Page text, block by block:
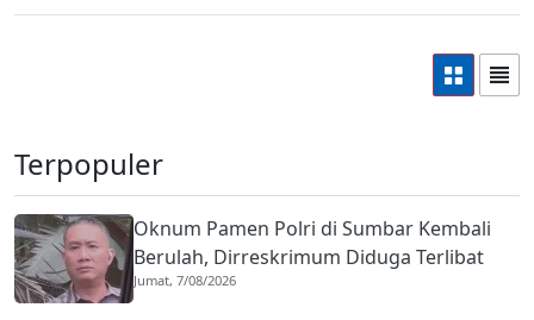
Terpopuler
Oknum Pamen Polri di Sumbar Kembali
Berulah, Dirreskrimum Diduga Terlibat
Kekerasan dengan Seorang Sopir
Jumat, 7/08/2026